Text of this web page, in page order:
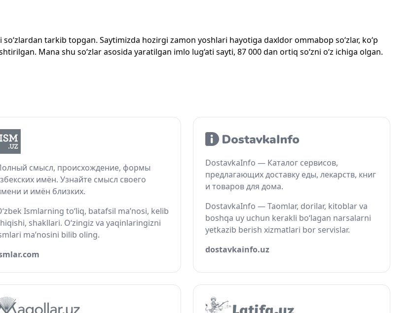
tarkib topgan. Saytimizda hozirgi zamon yoshlari hayotiga daxldor ommabop so‘zlar, ko‘p
Mana shu so‘zlar asosida yaratilgan imlo lug‘ati sayti, 87 000 dan ortiq so‘zni o‘z ichiga olgan.
смысл, происхождение, формы
имён. Узнайте смысл своего
и имён близких.
Ismlarning to‘liq, batafsil ma’nosi, kelib
shakllari. O‘zingiz va yaqinlaringizni
ma’nosini bilib oling.
DostavkaInfo — Каталог сервисов,
предлагающих доставку еды, лекарств, книг
и товаров для дома.
DostavkaInfo — Taomlar, dorilar, kitoblar va
boshqa uy uchun kerakli bo‘lagan narsalarni
yetkazib berish xizmatlari bor servislar.
dostavkainfo.uz